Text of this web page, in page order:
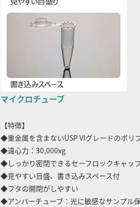
マイクロチューブ
【特徴】
◆重金属を含まないUSP VIグレードのポリ
◆遠心力：30,000xg
◆しっかり密閉できるセーフロックキャッ
◆見やすい目盛、書き込みスペース付
◆フタの開閉がしやすい
◆アンバーチューブ：光に敏感なサンプル